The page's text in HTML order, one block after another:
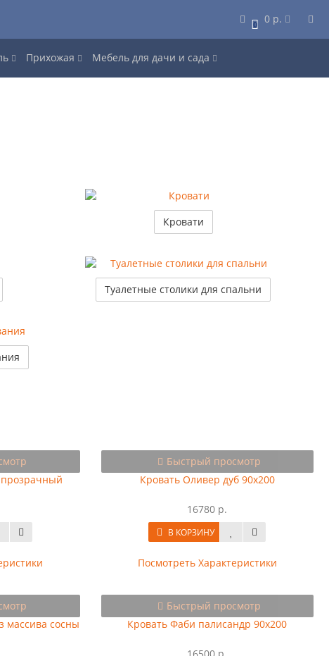
0 0 р.
Прихожая Мебель для дачи и сада
Кровати
Туалетные столики для спальни
Быстрый просмотр
Кровать Оливер дуб 90х200
16780 р.
В КОРЗИНУ
Посмотреть Характеристики
массива сосны
Быстрый просмотр
Кровать Фаби палисандр 90х200